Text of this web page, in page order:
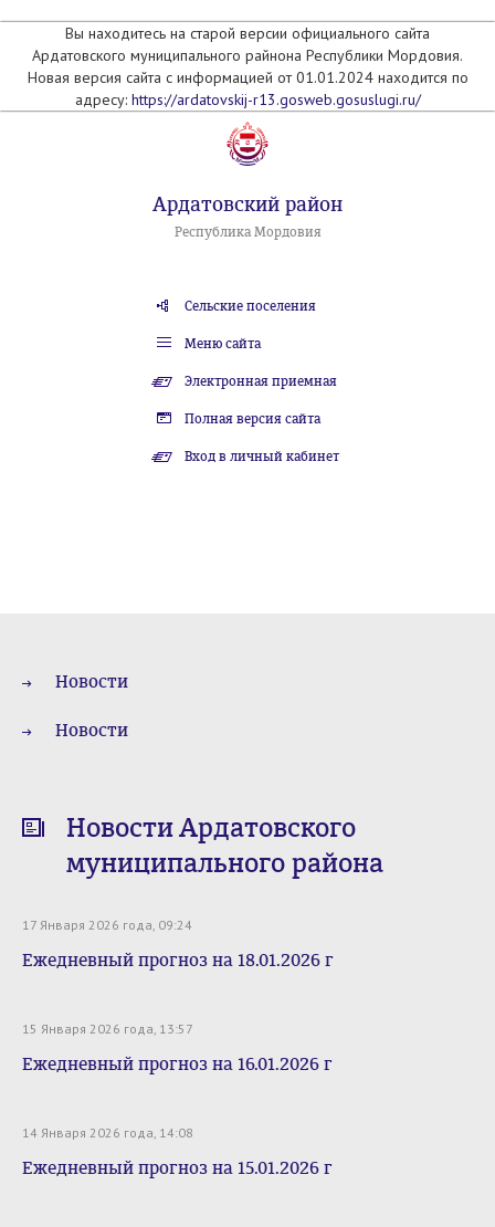
Вы находитесь на старой версии официального сайта
Ардатовского муниципального райнона Республики Мордовия.
Новая версия сайта с информацией от 01.01.2024 находится по
адресу: https://ardatovskij-r13.gosweb.gosuslugi.ru/
Ардатовский район
Республика Мордовия
Сельские поселения
Меню сайта
Электронная приемная
Полная версия сайта
Вход в личный кабинет
Новости
Новости
Новости Ардатовского
муниципального района
17 Января 2026 года, 09:24
Ежедневный прогноз на 18.01.2026 г
15 Января 2026 года, 13:57
Ежедневный прогноз на 16.01.2026 г
14 Января 2026 года, 14:08
Ежедневный прогноз на 15.01.2026 г